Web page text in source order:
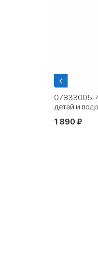
07833005-40
детей и подростков